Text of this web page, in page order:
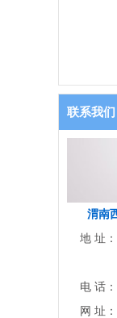
联系我们
渭南
地 址：
电 话：
网 址：